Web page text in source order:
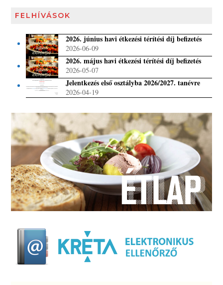
FELHÍVÁSOK
2026. június havi étkezési térítési díj befizetés
2026-06-09
2026. május havi étkezési térítési díj befizetés
2026-05-07
Jelentkezés első osztályba 2026/2027. tanévre
2026-04-19